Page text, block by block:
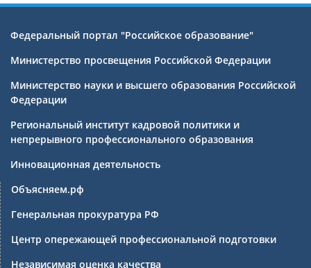
Федеральный портал "Российское образование"
Министерство просвещения Российской Федерации
Министерство науки и высшего образования Российской
Федерации
Региональный институт кадровой политики и
непрерывного профессионального образования
Инновационная деятельность
Объясняем.рф
Генеральная прокуратура РФ
Центр опережающей профессиональной подготовки
Независимая оценка качества